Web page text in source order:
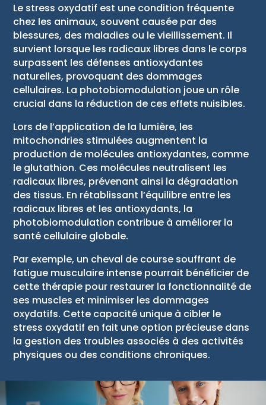
Le stress oxydatif est une condition fréquente
chez les animaux, souvent causée par des
blessures, des maladies ou le vieillissement. Il
survient lorsque les radicaux libres dans le corps
surpassent les défenses antioxydantes
naturelles, provoquant des dommages
cellulaires. La photobiomodulation joue un rôle
crucial dans la réduction de ces effets nuisibles.
Lors de l’application de la lumière, les
mitochondries stimulées augmentent la
production de molécules antioxydantes, comme
le glutathion. Ces molécules neutralisent les
radicaux libres, prévenant ainsi la dégradation
des tissus. En rétablissant l’équilibre entre les
radicaux libres et les antioxydants, la
photobiomodulation contribue à améliorer la
santé cellulaire globale.
Par exemple, un cheval de course souffrant de
fatigue musculaire intense pourrait bénéficier de
cette thérapie pour restaurer la fonctionnalité de
ses muscles et minimiser les dommages
oxydatifs. Cette capacité unique à cibler le
stress oxydatif en fait une option précieuse dans
la gestion des troubles associés à des activités
physiques ou des conditions chroniques.